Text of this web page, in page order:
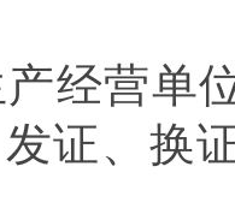
经营单
证、换